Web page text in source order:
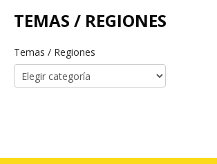
TEMAS / REGIONES
Temas / Regiones